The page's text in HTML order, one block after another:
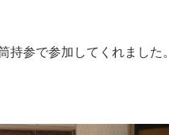
参で参加してくれました。